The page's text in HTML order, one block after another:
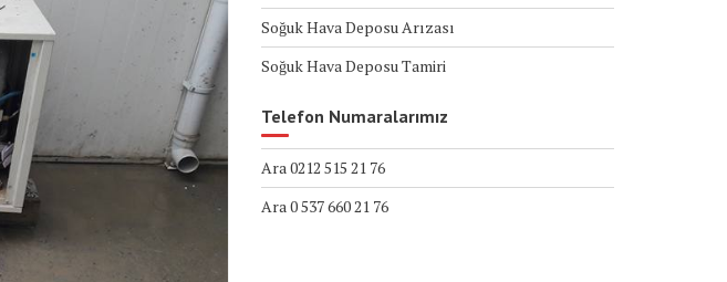
Soğuk Hava Deposu Arızası
Soğuk Hava Deposu Tamiri
Telefon Numaralarımız
Ara 0212 515 21 76
Ara 0 537 660 21 76